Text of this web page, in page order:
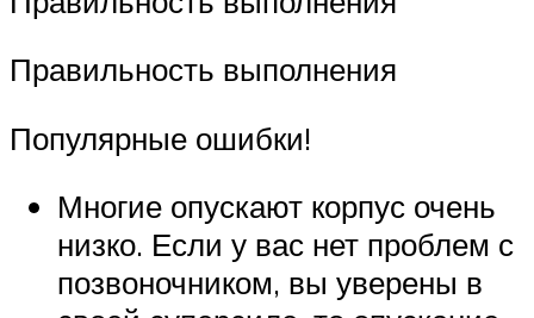
Правильность выполнения
Популярные ошибки!
Многие опускают корпус очень
низко. Если у вас нет проблем с
позвоночником, вы уверены в